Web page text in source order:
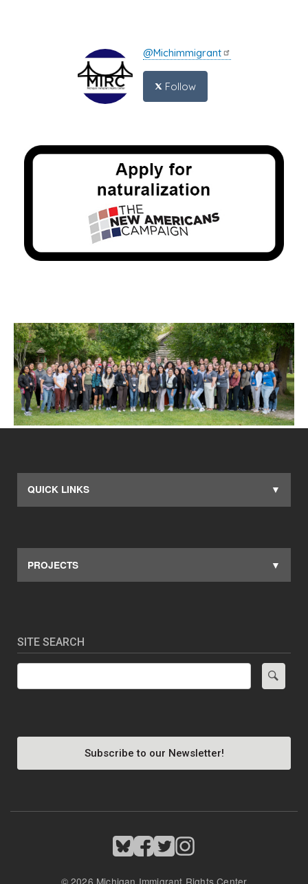
@Michimmigrant
Follow
QUICK LINKS
PROJECTS
SITE SEARCH
Subscribe to our Newsletter!
ImageImageImageImage
© 2026 Michigan Immigrant Rights Center